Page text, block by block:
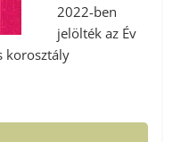
2022-ben
jelölték az Év
korosztály